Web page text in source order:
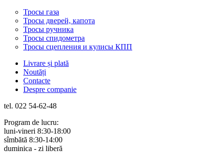
Тросы газа
Тросы дверей, капота
Тросы ручника
Тросы спидометра
Тросы сцепления и кулисы КПП
Livrare și plată
Noutăți
Contacte
Despre companie
tel. 022 54-62-48
Program de lucru:
luni-vineri 8:30-18:00
sîmbătă 8:30-14:00
duminica - zi liberă